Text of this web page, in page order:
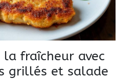
fraîcheur avec
grillés et salade